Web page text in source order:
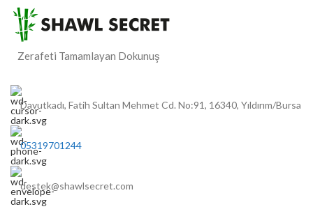
Zerafeti Tamamlayan Dokunuş
Davutkadı, Fatih Sultan Mehmet Cd. No:91, 16340, Yıldırım/Bursa
05319701244
destek@shawlsecret.com